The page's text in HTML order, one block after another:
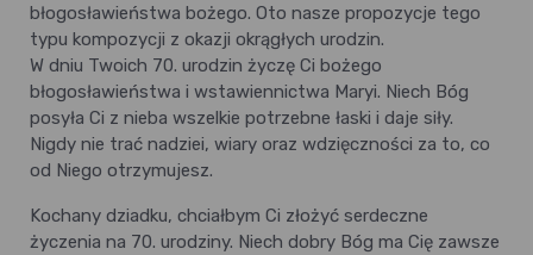
błogosławieństwa bożego. Oto nasze propozycje tego
typu kompozycji z okazji okrągłych urodzin.
W dniu Twoich 70. urodzin życzę Ci bożego
błogosławieństwa i wstawiennictwa Maryi. Niech Bóg
posyła Ci z nieba wszelkie potrzebne łaski i daje siły.
Nigdy nie trać nadziei, wiary oraz wdzięczności za to, co
od Niego otrzymujesz.
Kochany dziadku, chciałbym Ci złożyć serdeczne
życzenia na 70. urodziny. Niech dobry Bóg ma Cię zawsze